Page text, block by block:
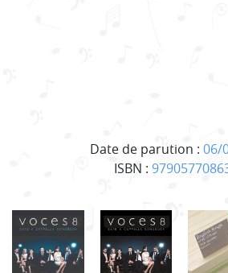
Date de parution : 06/
ISBN :